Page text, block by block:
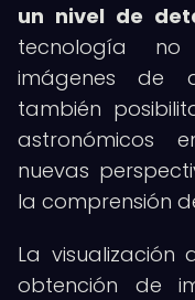
un nivel de
tecnología
imágenes de
también
astronómicos
nuevas
la comprensión
La
obtención de